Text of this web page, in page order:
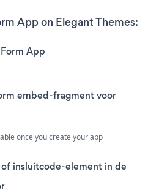
App on Elegant Themes:
App
embed-fragment voor
once you create your app
insluitcode-element in de